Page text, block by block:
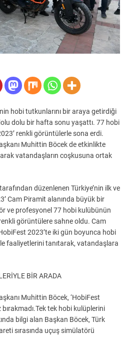
hobi tutkunlarını bir araya getirdiği
dolu bir hafta sonu yaşattı. 77 hobi
renkli görüntülerle sona erdi.
Muhittin Böcek de etkinlikte
vatandaşların coşkusuna ortak
düzenlenen Türkiye’nin ilk ve
Cam Piramit alanında büyük bir
ve profesyonel 77 hobi kulübünün
görüntülere sahne oldu. Cam
2023’te iki gün boyunca hobi
faaliyetlerini tanıtarak, vatandaşlara
BİR ARADA
Muhittin Böcek, ‘HobiFest
bırakmadı.Tek tek hobi kulüplerini
bilgi alan Başkan Böcek, Türk
sırasında uçuş simülatörü